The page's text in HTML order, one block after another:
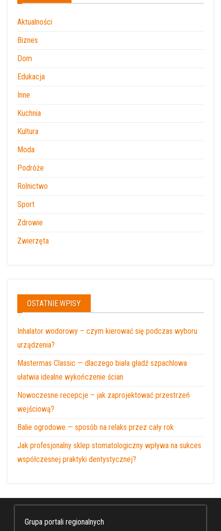
Aktualności
Biznes
Dom
Edukacja
Inne
Kuchnia
Kultura
Moda
Podróże
Rolnictwo
Sport
Zdrowie
Zwierzęta
OSTATNIE WPISY
Inhalator wodorowy – czym kierować się podczas wyboru
urządzenia?
Mastermas Classic — dlaczego biała gładź szpachlowa
ułatwia idealne wykończenie ścian
Nowoczesne recepcje – jak zaprojektować przestrzeń
wejściową?
Balie ogrodowe — sposób na relaks przez cały rok
Jak profesjonalny sklep stomatologiczny wpływa na sukces
współczesnej praktyki dentystycznej?
Grupa portali regionalnych